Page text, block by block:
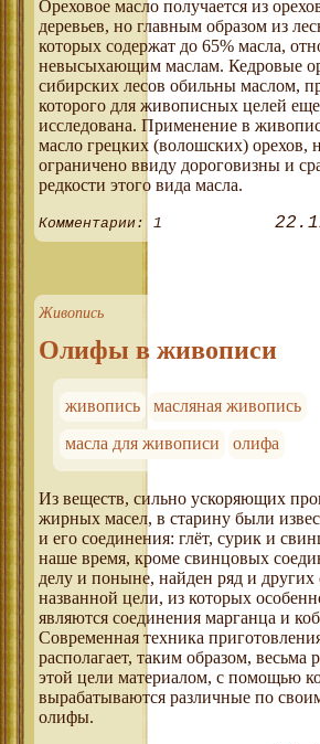
Ореховое масло получается из
деревьев, но главным образом из
которых содержат до 65% масла,
невысыхающим маслам. Кедровые
сибирских лесов обильны маслом,
которого для живописных целей
исследована. Применение в
масло грецких (волошских) орехов,
ограничено ввиду дороговизны и
редкости этого вида масла.
Комментарии: 1
Живопись
Олифы в живописи
живопись
масляная живопись
масла для живописи
олифа
Из веществ, сильно ускоряющих
жирных масел, в старину были
и его соединения: глёт, сурик и
наше время, кроме свинцовых
делу и поныне, найден ряд и других
названной цели, из которых
являются соединения марганца и
Современная техника
располагает, таким образом, весьма
этой цели материалом, с помощью
вырабатываются различные по
олифы.